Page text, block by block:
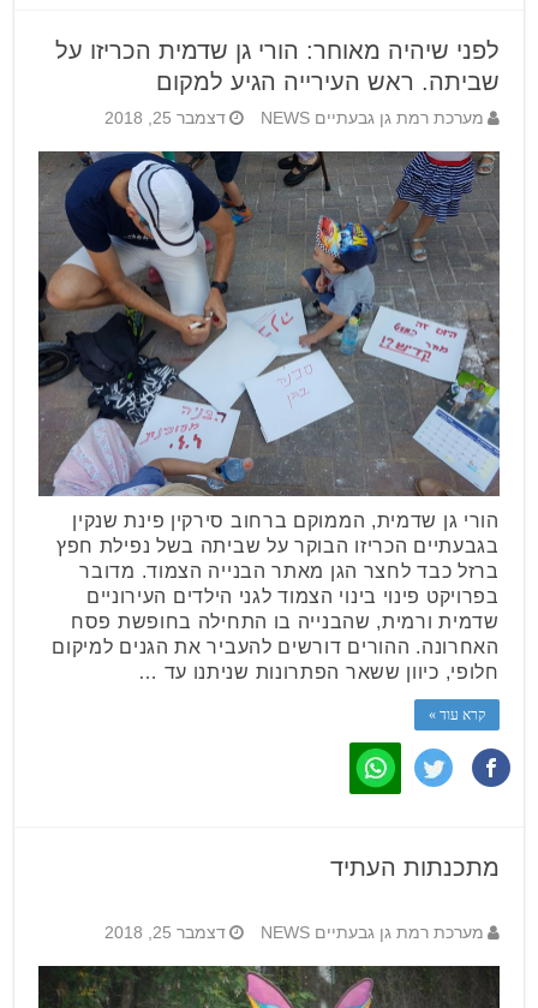
לפני שיהיה מאוחר: הורי גן שדמית הכריזו על
שביתה. ראש העירייה הגיע למקום
מערכת רמת גן גבעתיים NEWS דצמבר 25, 2018
הורי גן שדמית, הממוקם ברחוב סירקין פינת שנקין
בגבעתיים הכריזו הבוקר על שביתה בשל נפילת חפץ
ברזל כבד לחצר הגן מאתר הבנייה הצמוד. מדובר
בפרויקט פינוי בינוי הצמוד לגני הילדים העירוניים
שדמית ורמית, שהבנייה בו התחילה בחופשת פסח
האחרונה. ההורים דורשים להעביר את הגנים למיקום
חלופי, כיוון ששאר הפתרונות שניתנו עד …
קרא עוד »
מתכנתות העתיד
מערכת רמת גן גבעתיים NEWS דצמבר 25, 2018